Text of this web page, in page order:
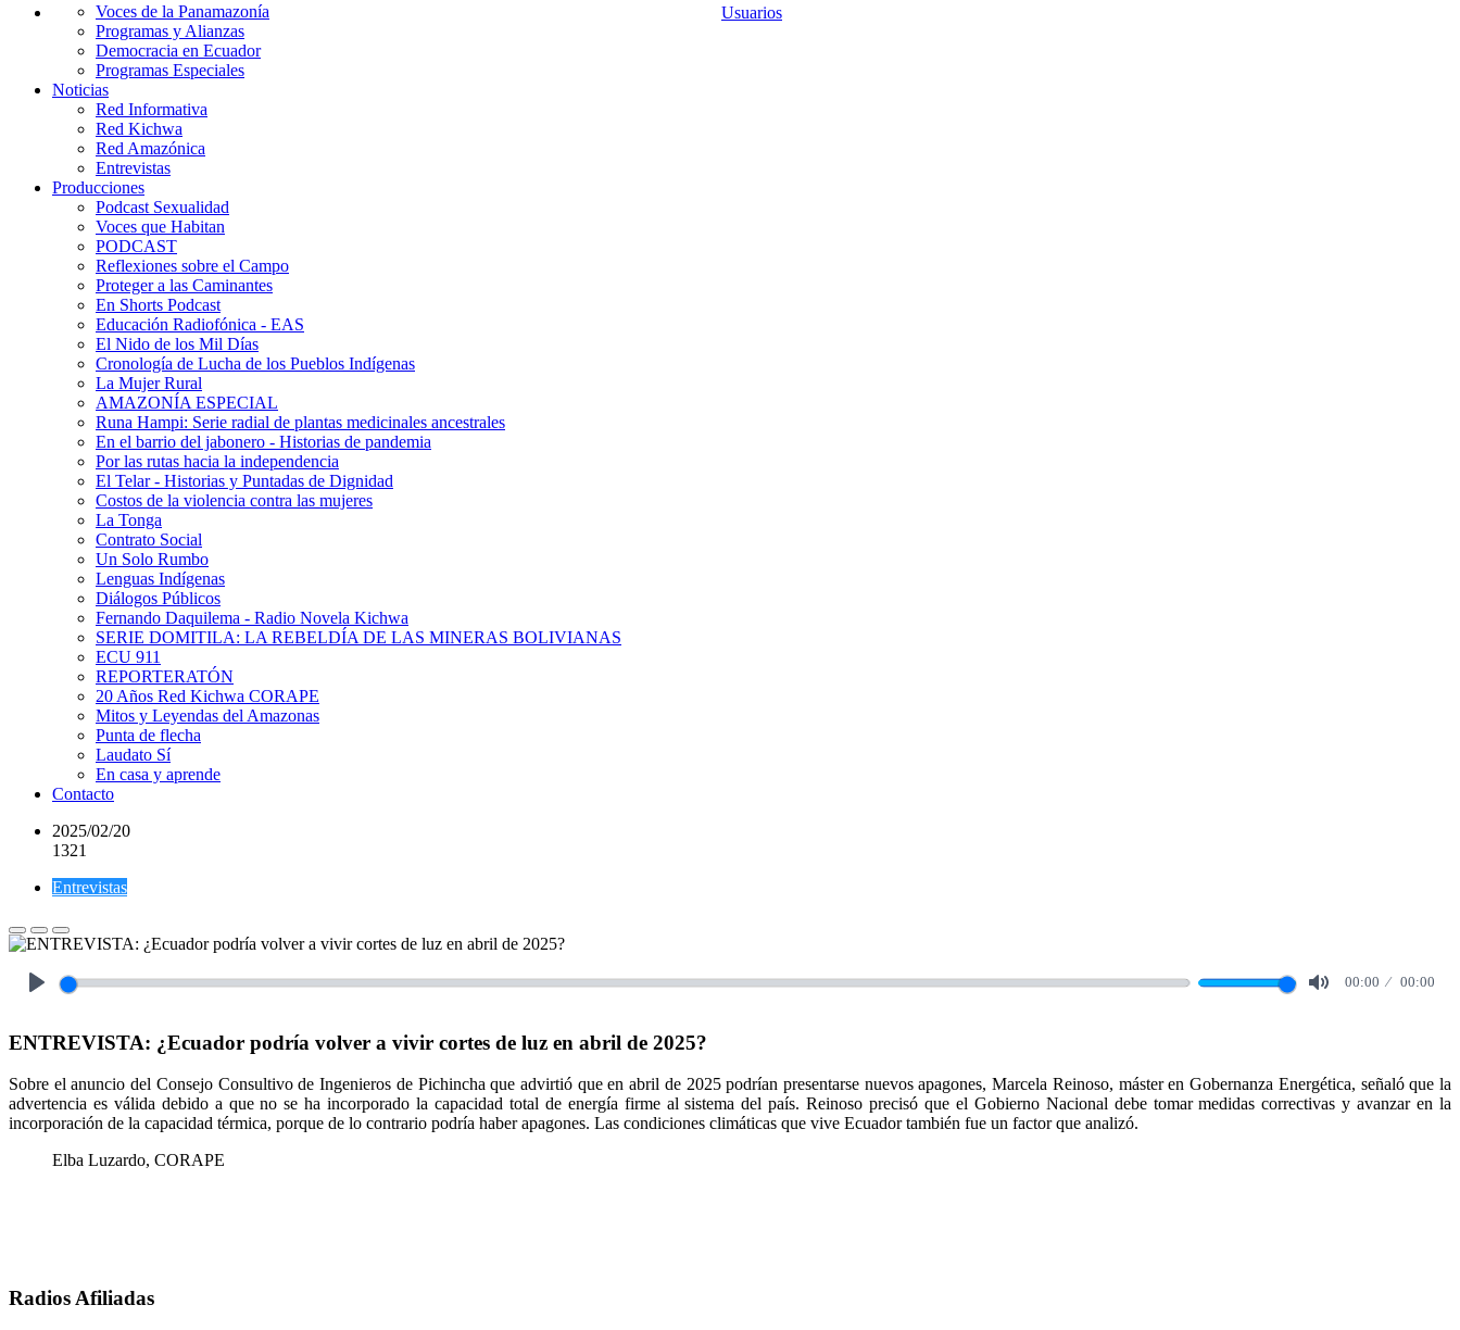
Usuarios
Voces de la Panamazonía
Programas y Alianzas
Democracia en Ecuador
Programas Especiales
Noticias
Red Informativa
Red Kichwa
Red Amazónica
Entrevistas
Producciones
Podcast Sexualidad
Voces que Habitan
PODCAST
Reflexiones sobre el Campo
Proteger a las Caminantes
En Shorts Podcast
Educación Radiofónica - EAS
El Nido de los Mil Días
Cronología de Lucha de los Pueblos Indígenas
La Mujer Rural
AMAZONÍA ESPECIAL
Runa Hampi: Serie radial de plantas medicinales ancestrales
En el barrio del jabonero - Historias de pandemia
Por las rutas hacia la independencia
El Telar - Historias y Puntadas de Dignidad
Costos de la violencia contra las mujeres
La Tonga
Contrato Social
Un Solo Rumbo
Lenguas Indígenas
Diálogos Públicos
Fernando Daquilema - Radio Novela Kichwa
SERIE DOMITILA: LA REBELDÍA DE LAS MINERAS BOLIVIANAS
ECU 911
REPORTERATÓN
20 Años Red Kichwa CORAPE
Mitos y Leyendas del Amazonas
Punta de flecha
Laudato Sí
En casa y aprende
Contacto
2025/02/20
1321
Entrevistas
00:00 00:00
ENTREVISTA: ¿Ecuador podría volver a vivir cortes de luz en abril de 2025?
Sobre el anuncio del Consejo Consultivo de Ingenieros de Pichincha que advirtió que en abril de 2025 podrían presentarse nuevos apagones, Marcela Reinoso, máster en Gobernanza Energética, señaló que la
advertencia es válida debido a que no se ha incorporado la capacidad total de energía firme al sistema del país. Reinoso precisó que el Gobierno Nacional debe tomar medidas correctivas y avanzar en la
incorporación de la capacidad térmica, porque de lo contrario podría haber apagones. Las condiciones climáticas que vive Ecuador también fue un factor que analizó.
Elba Luzardo, CORAPE
Radios Afiliadas